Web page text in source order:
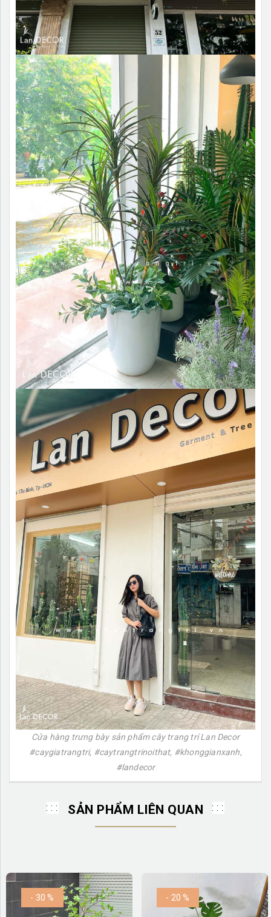
Cửa hàng trưng bày sản phẩm cây trang trí Lan Decor
#caygiatrangtri, #caytrangtrinoithat, #khonggianxanh,
#landecor
SẢN PHẨM LIÊN QUAN
- 30 % - 20 %